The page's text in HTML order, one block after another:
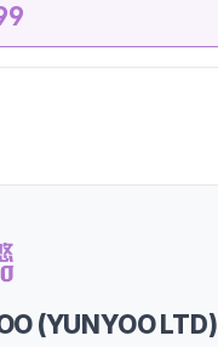
(YUNYOO LTD)